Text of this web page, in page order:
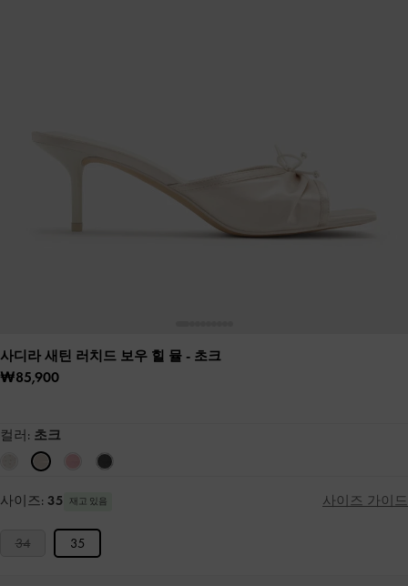
사디라 새틴 러치드 보우 힐 뮬 - 초크
₩85,900
컬러: 초크
사이즈: 35 재고 있음 사이즈 가이드
34 35